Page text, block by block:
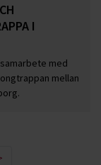
I
med
mellan